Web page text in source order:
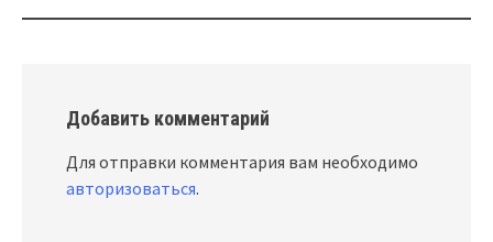
Добавить комментарий
Для отправки комментария вам необходимо
авторизоваться.